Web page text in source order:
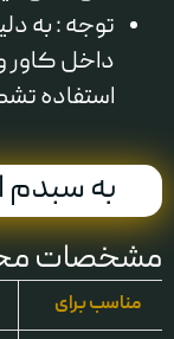
توجه : به
استفاده
به
مشخصات
مناسب برای